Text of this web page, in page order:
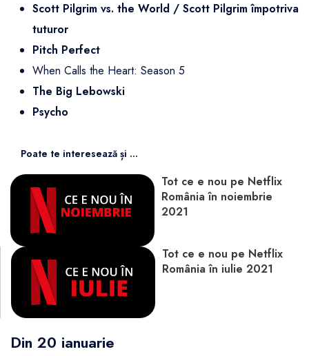
Scott Pilgrim vs. the World / Scott Pilgrim împotriva
tuturor
Pitch Perfect
When Calls the Heart: Season 5
The Big Lebowski
Psycho
Poate te interesează și ...
Tot ce e nou pe Netflix
România în noiembrie
2021
Tot ce e nou pe Netflix
România în iulie 2021
Din 20 ianuarie